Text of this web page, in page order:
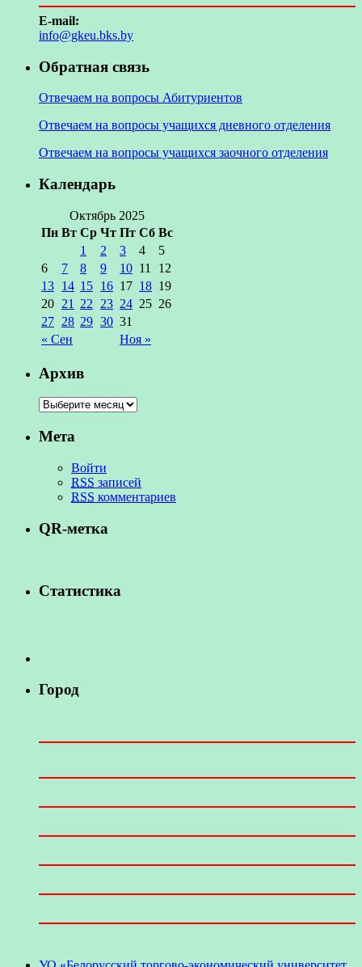
E-mail:
info@gkeu.bks.by
Обратная связь
Отвечаем на вопросы Абитуриентов
Отвечаем на вопросы учащихся дневного отделения
Отвечаем на вопросы учащихся заочного отделения
Календарь
Октябрь 2025
Пн Вт Ср Чт Пт Сб Вс
« Сен Ноя »
1 2 3 4
5
6
7 8 9 10 11
12
13 14 15 16 17 18 19
20 21 22 23 24 25 26
27 28 29 30 31
Архив
Мета
Войти
RSS записей
RSS комментариев
QR-метка
Статистика
Город